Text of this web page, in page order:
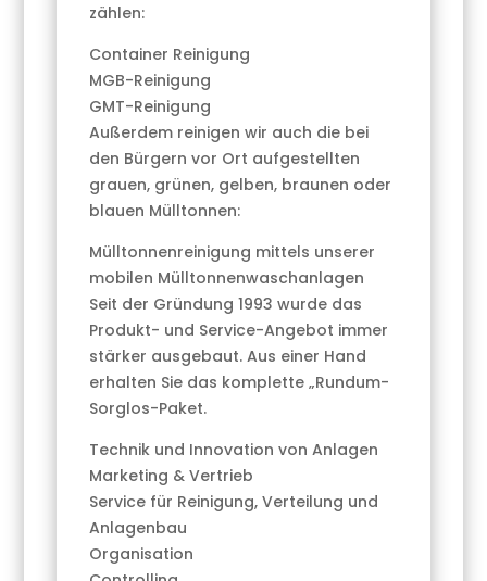
zählen:
Container Reinigung
MGB-Reinigung
GMT-Reinigung
Außerdem reinigen wir auch die bei
den Bürgern vor Ort aufgestellten
grauen, grünen, gelben, braunen oder
blauen Mülltonnen:
Mülltonnenreinigung mittels unserer
mobilen Mülltonnenwaschanlagen
Seit der Gründung 1993 wurde das
Produkt- und Service-Angebot immer
stärker ausgebaut. Aus einer Hand
erhalten Sie das komplette „Rundum-
Sorglos-Paket.
Technik und Innovation von Anlagen
Marketing & Vertrieb
Service für Reinigung, Verteilung und
Anlagenbau
Organisation